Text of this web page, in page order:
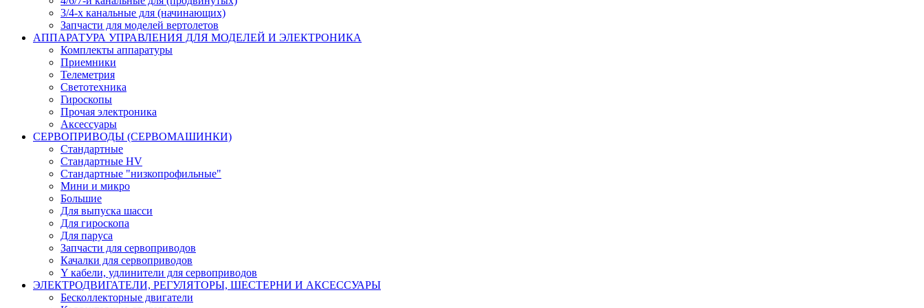
3/4-х канальные для (начинающих)
Запчасти для моделей вертолетов
АППАРАТУРА УПРАВЛЕНИЯ ДЛЯ МОДЕЛЕЙ И ЭЛЕКТРОНИКА
Комплекты аппаратуры
Приемники
Телеметрия
Светотехника
Гироскопы
Прочая электроника
Аксессуары
СЕРВОПРИВОДЫ (СЕРВОМАШИНКИ)
Стандартные
Стандартные HV
Стандартные "низкопрофильные"
Мини и микро
Большие
Для выпуска шасси
Для гироскопа
Для паруса
Запчасти для сервоприводов
Качалки для сервоприводов
Y кабели, удлинители для сервоприводов
ЭЛЕКТРОДВИГАТЕЛИ, РЕГУЛЯТОРЫ, ШЕСТЕРНИ И АКСЕССУАРЫ
Бесколлекторные двигатели